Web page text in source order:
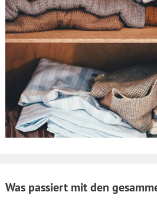
Was passiert mit den